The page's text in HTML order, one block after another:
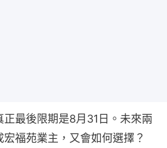
正最後限期是8月31日。未來兩
福苑業主，又會如何選擇？